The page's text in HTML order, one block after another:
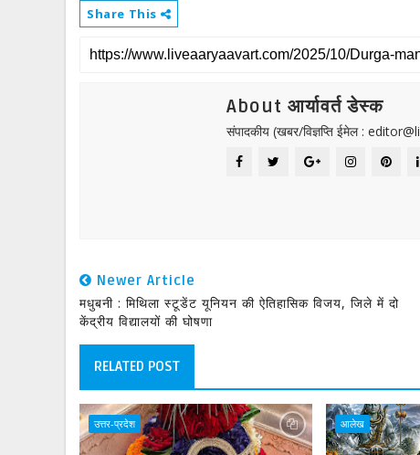
Share This
About आर्यावर्त डेस्क
संपादकीय (खबर/विज्ञप्ति ईमेल :
Newer Article
मधुबनी : मिथिला स्टूडेंट यूनियन की ऐतिहासिक विजय, जिले में दो
केंद्रीय विद्यालयों की घोषणा
RELATED POST
उत्तर-प्रदेश आलेख